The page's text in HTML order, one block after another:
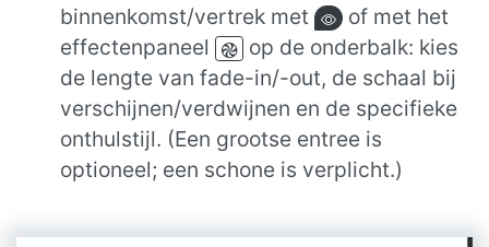
binnenkomst/vertrek met
of met het
effectenpaneel
op de onderbalk: kies
de lengte van fade-in/-out, de schaal bij
verschijnen/verdwijnen en de specifieke
onthulstijl. (Een grootse entree is
optioneel; een schone is verplicht.)